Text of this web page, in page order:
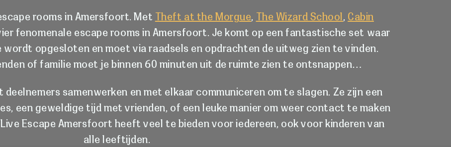
rooms in Amersfoort. Met Theft at the Morgue, The Wizard School, Cabin
fenomenale escape rooms in Amersfoort. Je komt op een fantastische set waar
wordt opgesloten en moet via raadsels en opdrachten de uitweg zien te vinden.
of familie moet je binnen 60 minuten uit de ruimte zien te ontsnappen…
deelnemers samenwerken en met elkaar communiceren om te slagen. Ze zijn een
een geweldige tijd met vrienden, of een leuke manier om weer contact te maken
Escape Amersfoort heeft veel te bieden voor iedereen, ook voor kinderen van
alle leeftijden.